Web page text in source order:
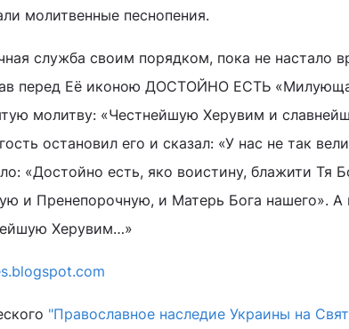
молитвенные песнопения.
служба своим порядком, пока не настало
перед Её иконою ДОСТОЙНО ЕСТЬ
молитву: «Честнейшую Херувим и
остановил его и сказал: «У нас не так
«Достойно есть, яко воистину, блажити Тя
и Пренепорочную, и Матерь Бога нашего».
Херувим…»
"Православное наследие Украины на